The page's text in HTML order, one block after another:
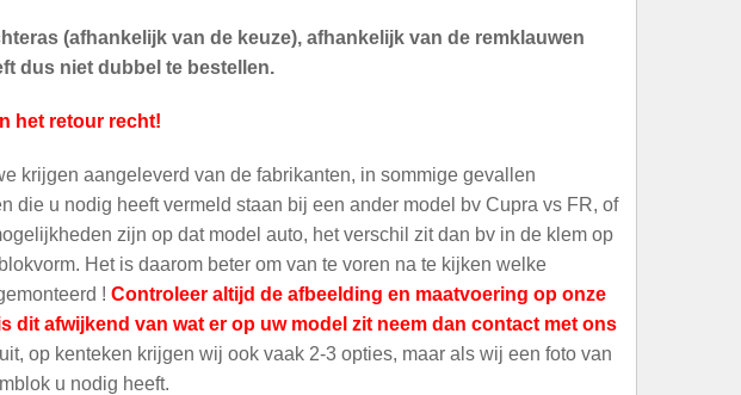
(afhankelijk van de keuze), afhankelijk van de remklauwen
dus niet dubbel te bestellen.
het retour recht!
krijgen aangeleverd van de fabrikanten, in sommige gevallen
die u nodig heeft vermeld staan bij een ander model bv Cupra vs FR, of
zijn op dat model auto, het verschil zit dan bv in de klem op
Het is daarom beter om van te voren na te kijken welke
! Controleer altijd de afbeelding en maatvoering op onze
dit afwijkend van wat er op uw model zit neem dan contact met ons
op kenteken krijgen wij ook vaak 2-3 opties, maar als wij een foto van
u nodig heeft.